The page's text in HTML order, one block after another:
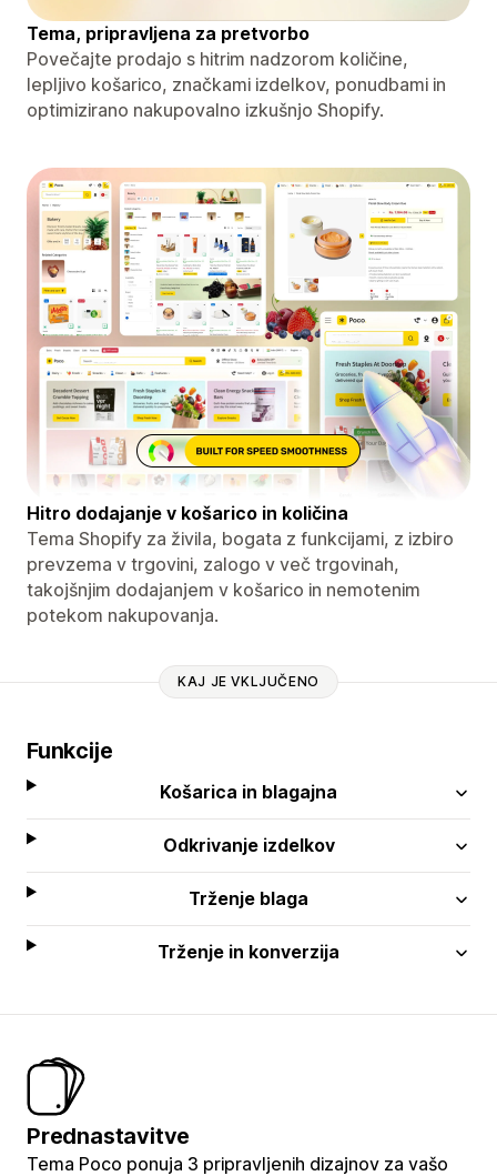
Tema, pripravljena za pretvorbo
Povečajte prodajo s hitrim nadzorom količine,
lepljivo košarico, značkami izdelkov, ponudbami in
optimizirano nakupovalno izkušnjo Shopify.
Hitro dodajanje v košarico in količina
Tema Shopify za živila, bogata z funkcijami, z izbiro
prevzema v trgovini, zalogo v več trgovinah,
takojšnjim dodajanjem v košarico in nemotenim
potekom nakupovanja.
KAJ JE VKLJUČENO
Funkcije
Košarica in blagajna
Odkrivanje izdelkov
Trženje blaga
Trženje in konverzija
Prednastavitve
Tema Poco ponuja 3 pripravljenih dizajnov za vašo